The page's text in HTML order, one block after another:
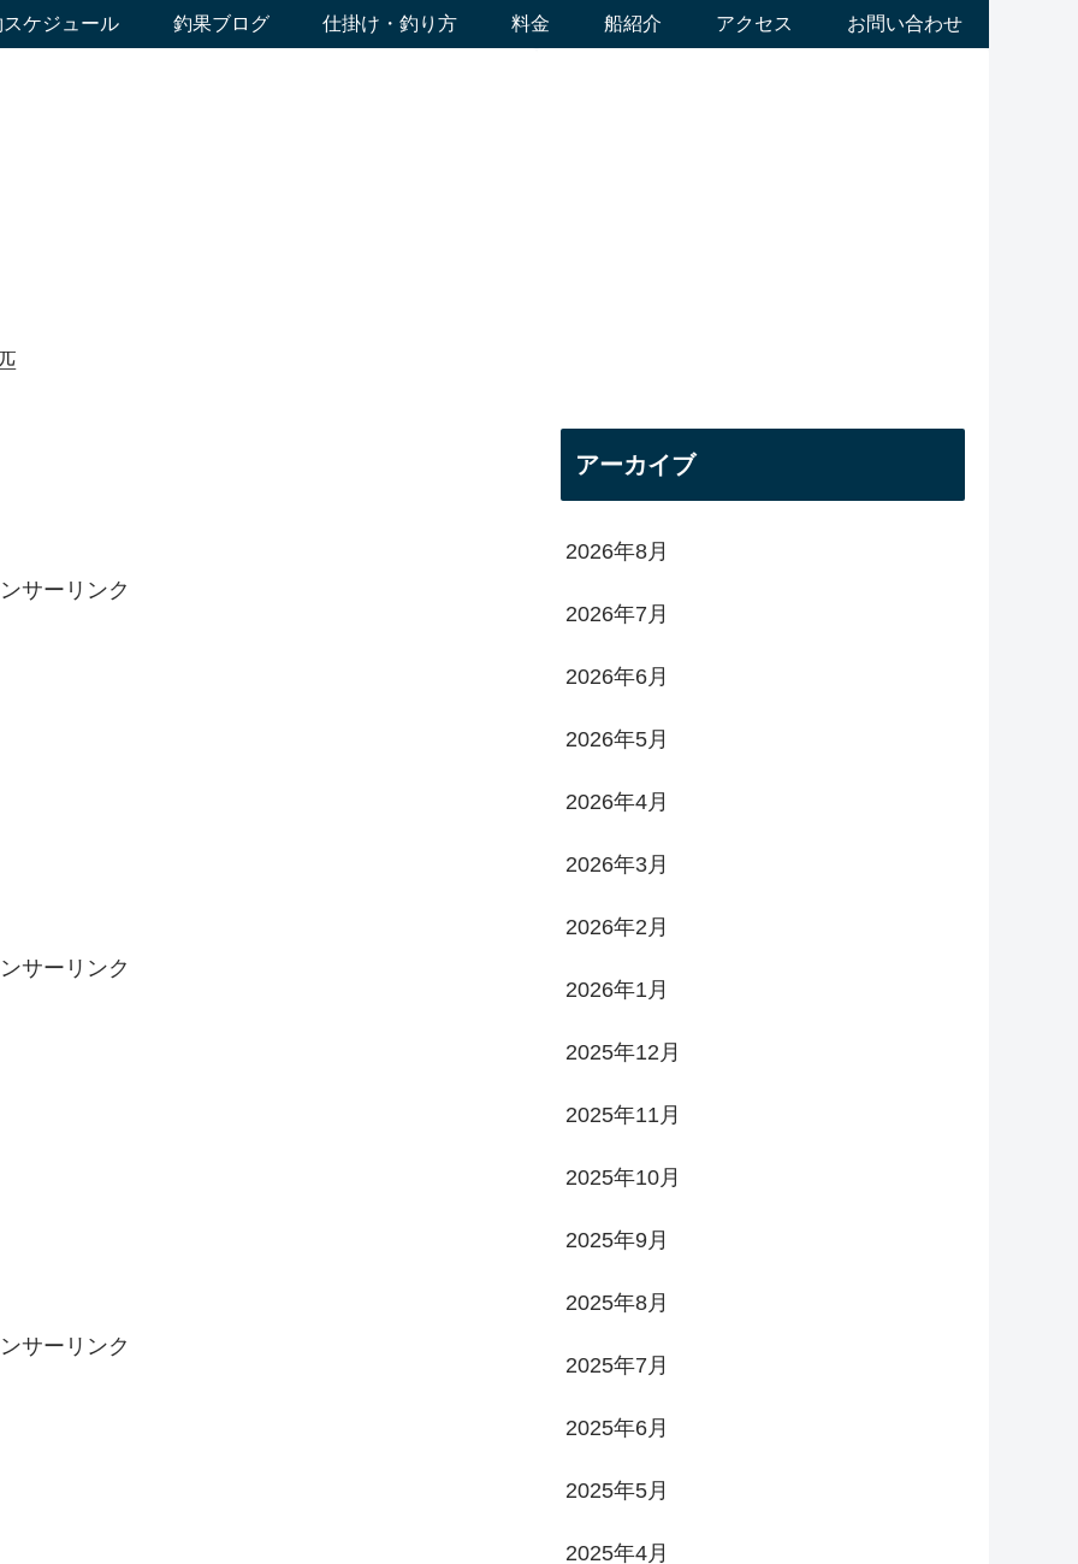
ケジュール 釣果ブログ 仕掛け・釣り方 料金 船紹介 アクセス お問い合わせ
サーリンク
サーリンク
サーリンク
アーカイブ
2026年8月
2026年7月
2026年6月
2026年5月
2026年4月
2026年3月
2026年2月
2026年1月
2025年12月
2025年11月
2025年10月
2025年9月
2025年8月
2025年7月
2025年6月
2025年5月
2025年4月